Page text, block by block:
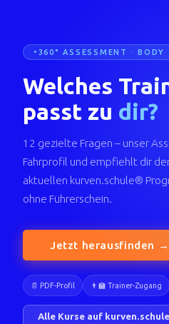
360° ASSESSMENT · BODY
Welches
passt zu dir?
12 gezielte Fragen – unser
Fahrprofil und empfiehlt dir
aktuellen kurven.schule®
ohne Führerschein.
Jetzt herausfinden →
📄 PDF-Profil 👨‍🏫 Trainer-Zugang
Alle Kurse auf